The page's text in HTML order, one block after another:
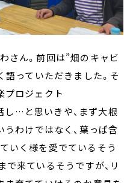
さん。前回は”畑のキャビ
語っていただきました。そ
プロジェクト
し…と思いきや、まず大根
うわけではなく、葉っぱ含
いく様を愛でているそう
で来ているそうですが、リ